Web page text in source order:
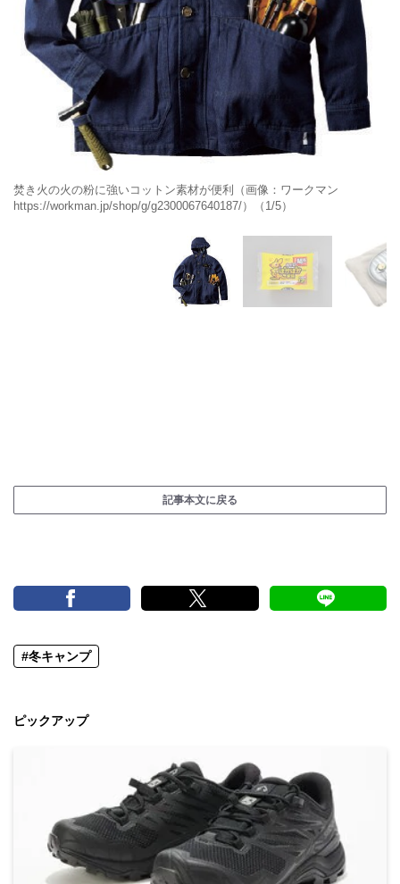
焚き火の火の粉に強いコットン素材が便利（画像：ワークマン
https://workman.jp/shop/g/g2300067640187/）（1/5）
記事本文に戻る
#冬キャンプ
ピックアップ